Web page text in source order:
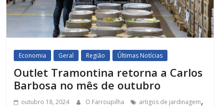
Economia Geral Região Últimas Notícias
Outlet Tramontina retorna a Carlos
Barbosa no mês de outubro
outubro 18, 2024 O Farroupilha artigos de jardinagem,